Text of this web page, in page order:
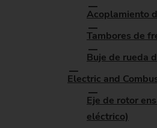
Acoplamiento
Tambores de
Buje de rueda
Electric and
Eje de rotor
eléctrico)